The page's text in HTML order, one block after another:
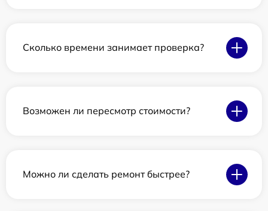
Сколько времени занимает проверка?
Возможен ли пересмотр стоимости?
Можно ли сделать ремонт быстрее?